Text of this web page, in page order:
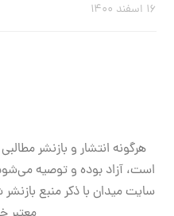
۱۶ اسفند ۱۴۰۰
هرگونه انتشار و بازنشر
است، آزاد بوده و توصیه می‌شود.
سایت میدان با ذکر منبع